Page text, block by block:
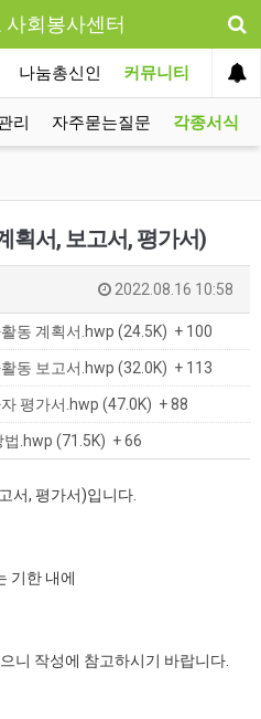
사회봉사센터
나눔총신인 커뮤니티
리 자주묻는질문 각종서식
획서, 보고서, 평가서)
2022.08.16 10:58
동 계획서.hwp (24.5K) + 100
동 보고서.hwp (32.0K) + 113
평가서.hwp (47.0K) + 88
법.hwp (71.5K) + 66
서, 평가서)입니다.
기한 내에
니 작성에 참고하시기 바랍니다.